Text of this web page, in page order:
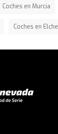
Coches en Murcia
Coches en Elche